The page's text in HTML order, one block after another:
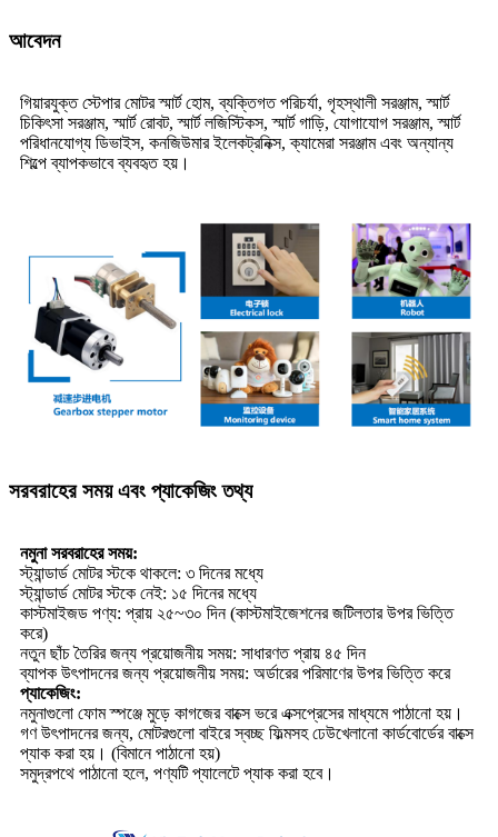
আবেদন
গিয়ারযুক্ত স্টেপার মোটর স্মার্ট হোম, ব্যক্তিগত পরিচর্যা, গৃহস্থালী সরঞ্জাম, স্মার্ট
চিকিৎসা সরঞ্জাম, স্মার্ট রোবট, স্মার্ট লজিস্টিকস, স্মার্ট গাড়ি, যোগাযোগ সরঞ্জাম, স্মার্ট
পরিধানযোগ্য ডিভাইস, কনজিউমার ইলেকট্রনিক্স, ক্যামেরা সরঞ্জাম এবং অন্যান্য
শিল্পে ব্যাপকভাবে ব্যবহৃত হয়।
সরবরাহের সময় এবং প্যাকেজিং তথ্য
নমুনা সরবরাহের সময়:
স্ট্যান্ডার্ড মোটর স্টকে থাকলে: ৩ দিনের মধ্যে
স্ট্যান্ডার্ড মোটর স্টকে নেই: ১৫ দিনের মধ্যে
কাস্টমাইজড পণ্য: প্রায় ২৫~৩০ দিন (কাস্টমাইজেশনের জটিলতার উপর ভিত্তি
করে)
নতুন ছাঁচ তৈরির জন্য প্রয়োজনীয় সময়: সাধারণত প্রায় ৪৫ দিন
ব্যাপক উৎপাদনের জন্য প্রয়োজনীয় সময়: অর্ডারের পরিমাণের উপর ভিত্তি করে
প্যাকেজিং:
নমুনাগুলো ফোম স্পঞ্জে মুড়ে কাগজের বাক্সে ভরে এক্সপ্রেসের মাধ্যমে পাঠানো হয়।
গণ উৎপাদনের জন্য, মোটরগুলো বাইরে স্বচ্ছ ফিল্মসহ ঢেউখেলানো কার্ডবোর্ডের বাক্সে
প্যাক করা হয়। (বিমানে পাঠানো হয়)
সমুদ্রপথে পাঠানো হলে, পণ্যটি প্যালেটে প্যাক করা হবে।